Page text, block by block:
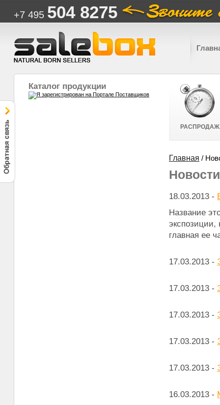
+7 495 504 8275
Каталог продукции
Главная /
18.03.2013 -
Название
экспозиции,
главная ее
17.03.2013 -
17.03.2013 -
17.03.2013 -
17.03.2013 -
17.03.2013 -
16.03.2013 -